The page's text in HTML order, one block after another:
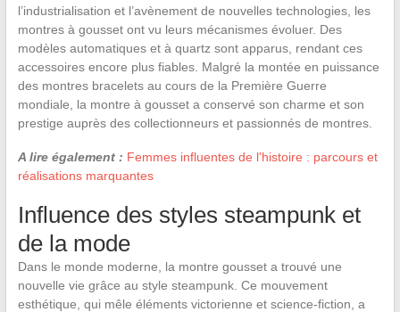
l’industrialisation et l’avènement de nouvelles technologies, les
montres à gousset ont vu leurs mécanismes évoluer. Des
modèles automatiques et à quartz sont apparus, rendant ces
accessoires encore plus fiables. Malgré la montée en puissance
des montres bracelets au cours de la Première Guerre
mondiale, la montre à gousset a conservé son charme et son
prestige auprès des collectionneurs et passionnés de montres.
A lire également : Femmes influentes de l'histoire : parcours et
réalisations marquantes
Influence des styles steampunk et
de la mode
Dans le monde moderne, la montre gousset a trouvé une
nouvelle vie grâce au style steampunk. Ce mouvement
esthétique, qui mêle éléments victorienne et science-fiction, a